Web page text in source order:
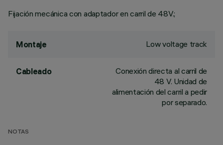
Fijación mecánica con adaptador en carril de 48V.;
Montaje Low voltage track
Cableado
Conexión directa al carril de
48 V. Unidad de
alimentación del carril a pedir
por separado.
NOTAS